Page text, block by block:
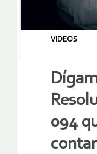
VIDEOS
094